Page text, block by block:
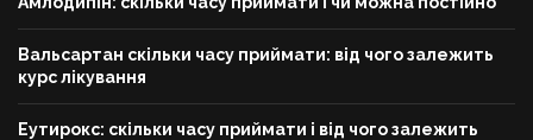
Вальсартан скільки часу приймати: від чого залежить
курс лікування
Еутирокс: скільки часу приймати і від чого залежить